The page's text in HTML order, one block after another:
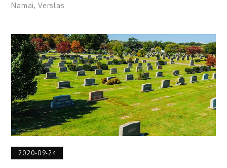
Namai,Verslas
2020-09-24